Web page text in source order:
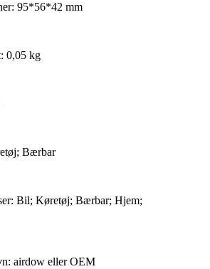
95*56*42 mm
0,05 kg
Bærbar
Bil; Køretøj; Bærbar; Hjem;
airdow eller OEM